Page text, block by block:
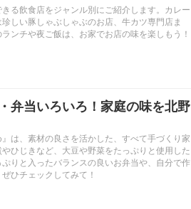
る飲食店をジャンル別にご紹介します。カレー
しい豚しゃぶしゃぶのお店、牛カツ専門店ま
ンチや夜ご飯は、お家でお店の味を楽しもう！
弁当いろいろ！家庭の味を北野
は、素材の良さを活かした、すべて手づくり家
ひじきなど、大豆や野菜をたっぷりと使用した
りと入ったバランスの良いお弁当や、自分で作
ひチェックしてみて！